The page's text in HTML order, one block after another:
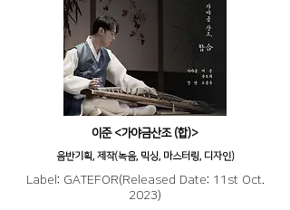
이준 <가야금산조 (합)>
음반기획, 제작(녹음, 믹싱, 마스터링, 디자인)
Label: GATEFOR(Released Date: 11st Oct.
2023)